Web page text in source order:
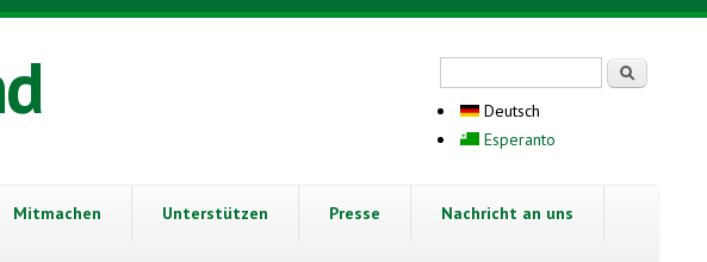
Deutsch
Esperanto
Mitmachen Unterstützen Presse Nachricht an uns